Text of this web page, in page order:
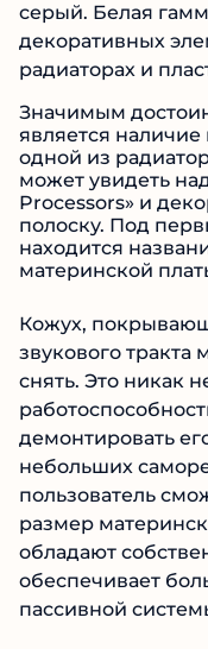
серый. Белая
декоративных
радиаторах и
Значимым
является
одной из
может увидеть
Processors» и
полоску. Под
находится
материнской
Кожух,
звукового
снять. Это никак
демонтировать
небольших
пользователь
размер
обладают
обеспечивает
пассивной